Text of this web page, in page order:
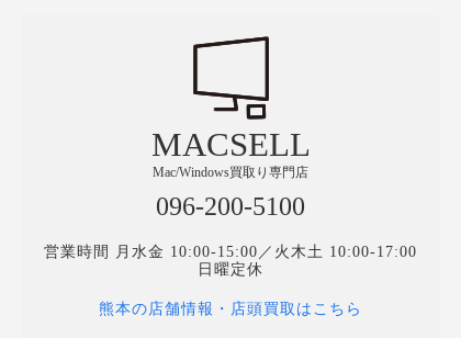
MACSELL
Mac/Windows買取り専門店
096-200-5100
営業時間 月水金 10:00-15:00／火木土 10:00-17:00
日曜定休
熊本の店舗情報・店頭買取はこちら